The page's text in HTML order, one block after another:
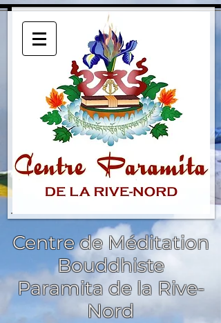
Centre de Méditation
Bouddhiste
Paramita de la Rive-
Nord